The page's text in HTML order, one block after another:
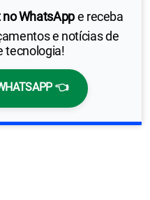
WhatsAppe receba
e notícias de
tecnologia!
👈